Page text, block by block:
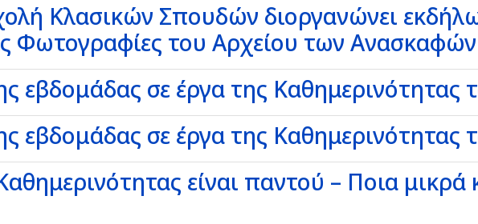
Κλασικών Σπουδών διοργανώνει
Φωτογραφίες του Αρχείου των
εβδομάδας σε έργα της Καθημερινότητας
εβδομάδας σε έργα της Καθημερινότητας
είναι παντού – Ποια μικρά